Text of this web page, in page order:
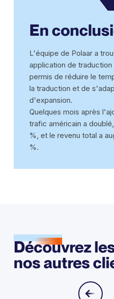
En
L'équipe de Polaar a
application de
permis de réduire le
la traduction et de
d'expansion.
Quelques mois après
trafic américain a
%, et le revenu total a
%.
Découvrez
nos autres